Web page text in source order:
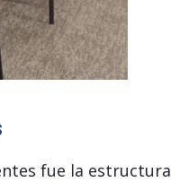
fue la estructura